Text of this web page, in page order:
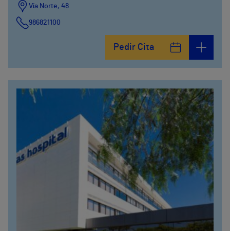
Vía Norte, 48
986821100
Pedir Cita